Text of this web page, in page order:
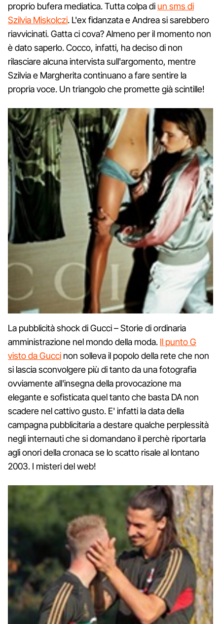
proprio bufera mediatica. Tutta colpa di un sms di
Szilvia Miskolczi. L'ex fidanzata e Andrea si sarebbero
riavvicinati. Gatta ci cova? Almeno per il momento non
è dato saperlo. Cocco, infatti, ha deciso di non
rilasciare alcuna intervista sull'argomento, mentre
Szilvia e Margherita continuano a fare sentire la
propria voce. Un triangolo che promette già scintille!
La pubblicità shock di Gucci – Storie di ordinaria
amministrazione nel mondo della moda. Il punto G
visto da Gucci non solleva il popolo della rete che non
si lascia sconvolgere più di tanto da una fotografia
ovviamente all'insegna della provocazione ma
elegante e sofisticata quel tanto che basta DA non
scadere nel cattivo gusto. E' infatti la data della
campagna pubblicitaria a destare qualche perplessità
negli internauti che si domandano il perchè riportarla
agli onori della cronaca se lo scatto risale al lontano
2003. I misteri del web!